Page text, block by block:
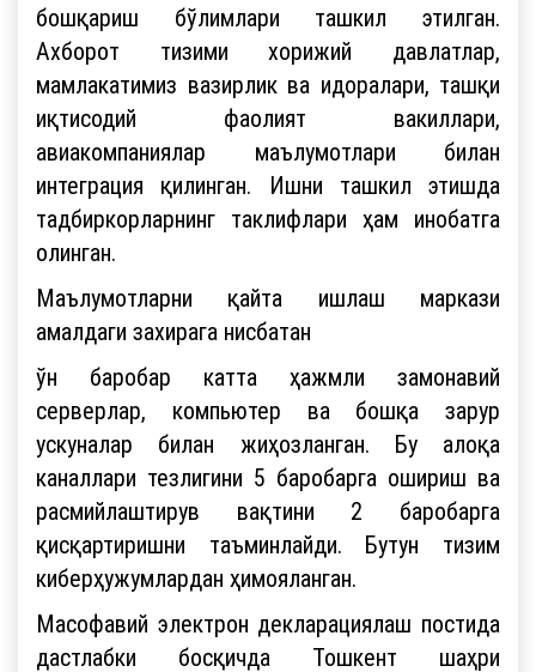
бошқариш бўлимлари ташкил этилган.
Ахборот тизими хорижий давлатлар,
мамлакатимиз вазирлик ва идоралари, ташқи
иқтисодий фаолият вакиллари,
авиакомпаниялар маълумотлари билан
интеграция қилинган. Ишни ташкил этишда
тадбиркорларнинг таклифлари ҳам инобатга
олинган.
Маълумотларни қайта ишлаш маркази
амалдаги захирага нисбатан
ўн баробар катта ҳажмли замонавий
серверлар, компьютер ва бошқа зарур
ускуналар билан жиҳозланган. Бу алоқа
каналлари тезлигини 5 баробарга ошириш ва
расмийлаштирув вақтини 2 баробарга
қисқартиришни таъминлайди. Бутун тизим
киберҳужумлардан ҳимояланган.
Масофавий электрон декларациялаш постида
дастлабки босқичда Тошкент шаҳри